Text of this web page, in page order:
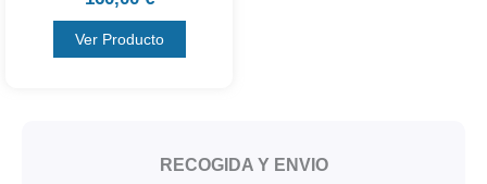
Ver Producto
RECOGIDA Y ENVIO